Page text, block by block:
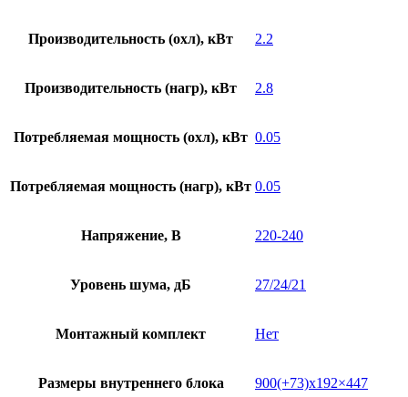
Производительность (охл), кВт 2.2
Производительность (нагр), кВт 2.8
Потребляемая мощность (охл), кВт 0.05
Потребляемая мощность (нагр), кВт 0.05
Напряжение, В 220-240
Уровень шума, дБ 27/24/21
Монтажный комплект Нет
Размеры внутреннего блока 900(+73)х192×447